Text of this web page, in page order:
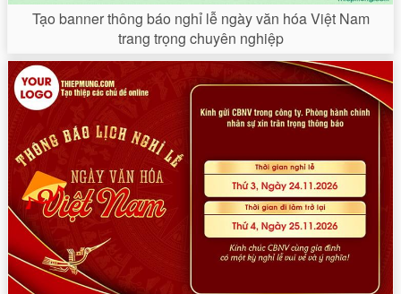
Tạo banner thông báo nghỉ lễ ngày văn hóa Việt Nam
trang trọng chuyên nghiệp